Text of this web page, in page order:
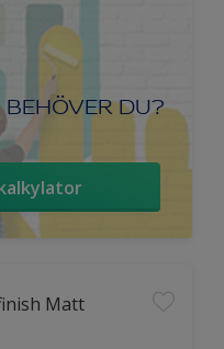
BEHÖVER DU?
Matt